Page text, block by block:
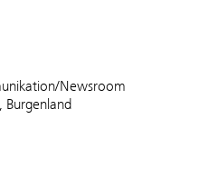
Newsroom
Burgenland